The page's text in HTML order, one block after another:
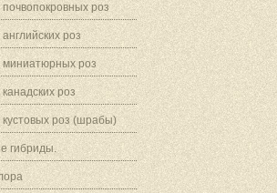
роз
роз
роз
роз
роз (шрабы)
гибриды.